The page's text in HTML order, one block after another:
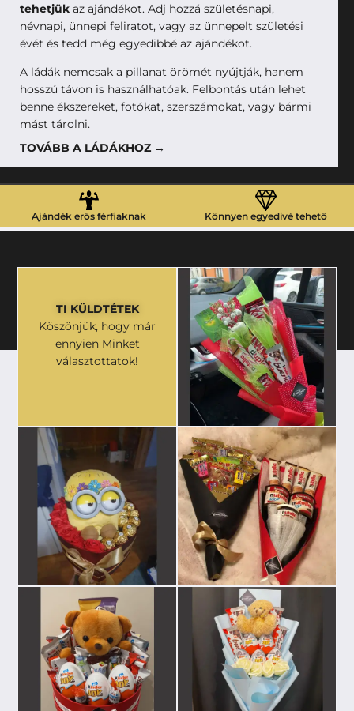
tehetjük az ajándékot. Adj hozzá születésnapi,
névnapi, ünnepi feliratot, vagy az ünnepelt születési
évét és tedd még egyedibbé az ajándékot.
A ládák nemcsak a pillanat örömét nyújtják, hanem
hosszú távon is használhatóak. Felbontás után lehet
benne ékszereket, fotókat, szerszámokat, vagy bármi
mást tárolni.
TOVÁBB A LÁDÁKHOZ →
Ajándék erős férfiaknak Könnyen egyedivé tehető
TI KÜLDTÉTEK
Köszönjük, hogy már
ennyien Minket
választottatok!